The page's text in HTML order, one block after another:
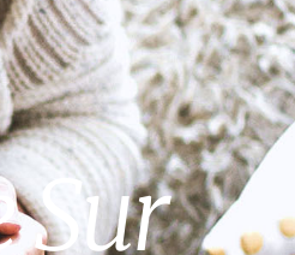
Sur